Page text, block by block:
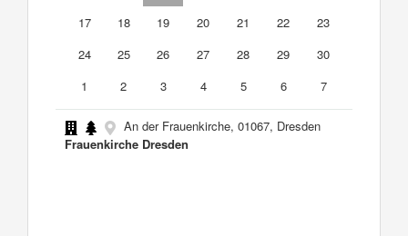
17
18 19 20 21 22
23
24
25 26 27 28 29
30
1
2 3 4 5 6 7
An der Frauenkirche, 01067, Dresden
Frauenkirche Dresden